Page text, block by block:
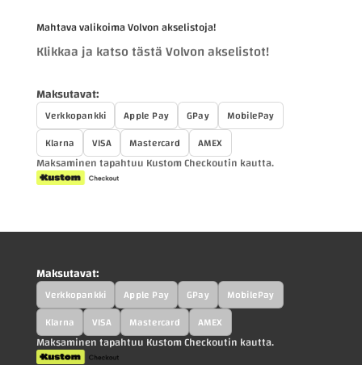
Mahtava valikoima Volvon akselistoja!
Klikkaa ja katso tästä Volvon akselistot!
Maksutavat:
Verkkopankki Apple Pay GPay
MobilePay
Klarna
VISA Mastercard AMEX
Maksaminen tapahtuu Kustom Checkoutin kautta.
Maksutavat:
Verkkopankki Apple Pay GPay
MobilePay
Klarna
VISA Mastercard AMEX
Maksaminen tapahtuu Kustom Checkoutin kautta.